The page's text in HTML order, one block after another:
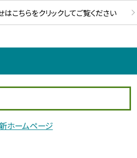
こちらをクリックしてご覧ください
ホームページ